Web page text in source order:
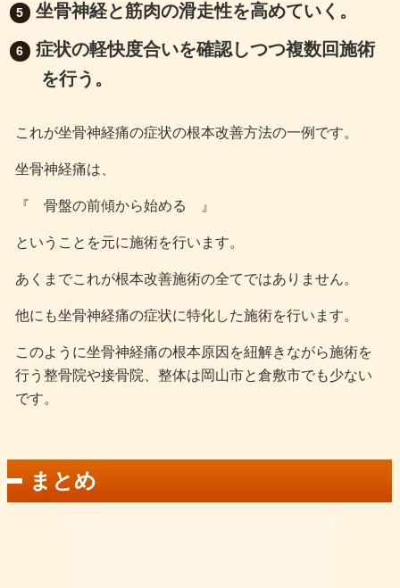
坐骨神経と筋肉の滑走性を高めていく。
症状の軽快度合いを確認しつつ複数回施術
を行う。
これが坐骨神経痛の症状の根本改善方法の一例です。
坐骨神経痛は、
『 骨盤の前傾から始める 』
ということを元に施術を行います。
あくまでこれが根本改善施術の全てではありません。
他にも坐骨神経痛の症状に特化した施術を行います。
このように坐骨神経痛の根本原因を紐解きながら施術を
行う整骨院や接骨院、整体は岡山市と倉敷市でも少ない
です。
まとめ